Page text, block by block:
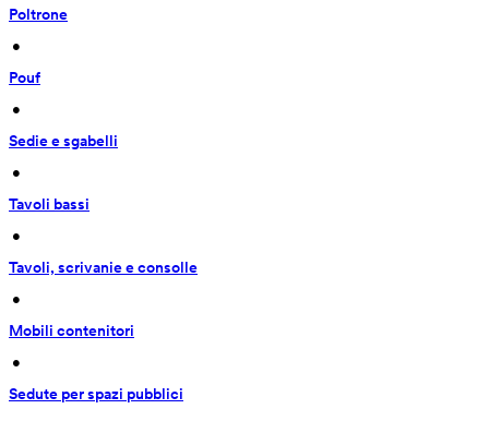
Poltrone
•
Pouf
•
Sedie e sgabelli
•
Tavoli bassi
•
Tavoli, scrivanie e consolle
•
Mobili contenitori
•
Sedute per spazi pubblici